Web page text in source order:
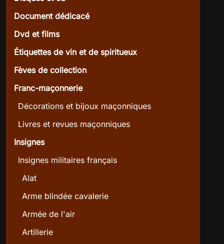
Document dédicacé
Dvd et films
Étiquettes de vin et de spiritueux
Fèves de collection
Franc-maçonnerie
Décorations et bijoux maçonniques
Livres et revues maçonniques
Insignes
Insignes militaires français
Alat
Arme blindée cavalerie
Armée de l'air
Artillerie